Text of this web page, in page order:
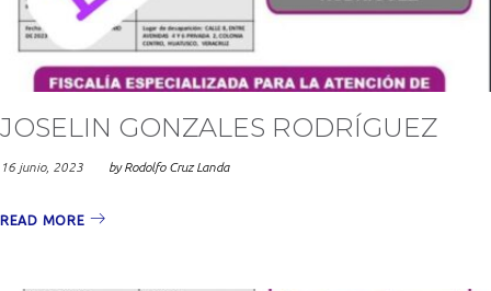
JOSELIN GONZALES RODRÍGUEZ
16 junio, 2023 byRodolfo Cruz Landa
READ MORE